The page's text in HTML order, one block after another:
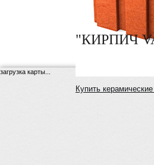
Купить
"КИРПИЧ
загрузка карты...